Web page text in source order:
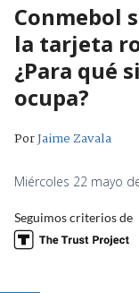
Conmebol
la tarjeta
¿Para qué
ocupa?
PorJaime Zavala
Miércoles 22 mayo
Seguimos criterios de